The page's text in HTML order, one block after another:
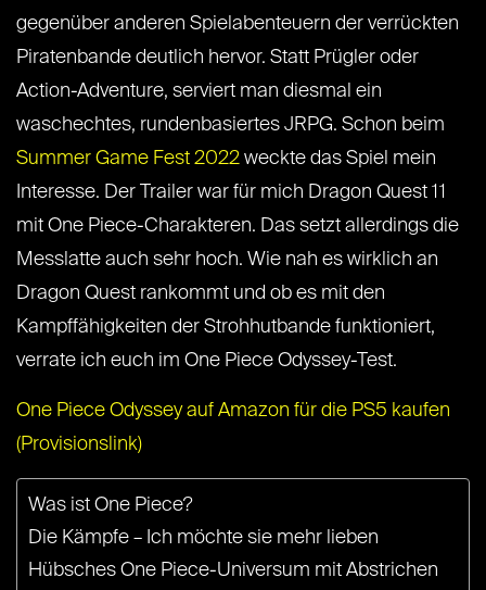
gegenüber anderen Spielabenteuern der verrückten
Piratenbande deutlich hervor. Statt Prügler oder
Action-Adventure, serviert man diesmal ein
waschechtes, rundenbasiertes JRPG. Schon beim
Summer Game Fest 2022 weckte das Spiel mein
Interesse. Der Trailer war für mich Dragon Quest 11
mit One Piece-Charakteren. Das setzt allerdings die
Messlatte auch sehr hoch. Wie nah es wirklich an
Dragon Quest rankommt und ob es mit den
Kampffähigkeiten der Strohhutbande funktioniert,
verrate ich euch im One Piece Odyssey-Test.
One Piece Odyssey auf Amazon für die PS5 kaufen
(Provisionslink)
Was ist One Piece?
Die Kämpfe – Ich möchte sie mehr lieben
Hübsches One Piece-Universum mit Abstrichen